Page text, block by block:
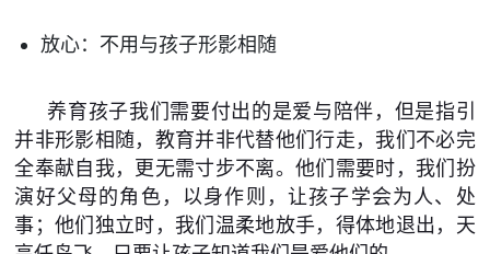
放心：不用与孩子形影相随
养育孩子我们需要付出的是爱与陪伴，但是指引
并非形影相随，教育并非代替他们行走，我们不必完
全奉献自我，更无需寸步不离。他们需要时，我们扮
演好父母的角色，以身作则，让孩子学会为人、处
事；他们独立时，我们温柔地放手，得体地退出，天